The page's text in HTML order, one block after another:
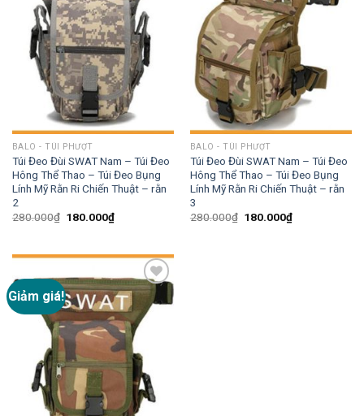
BALO - TÚI PHƯỢT
Túi Đeo Đùi SWAT Nam – Túi Đeo
Hông Thể Thao – Túi Đeo Bụng
Lính Mỹ Rằn Ri Chiến Thuật – rằn
2
280.000₫ 180.000₫
BALO - TÚI PHƯỢT
Túi Đeo Đùi SWAT Nam – Túi Đeo
Hông Thể Thao – Túi Đeo Bụng
Lính Mỹ Rằn Ri Chiến Thuật – rằn
3
280.000₫ 180.000₫
Giảm giá!
Add to
wishlist